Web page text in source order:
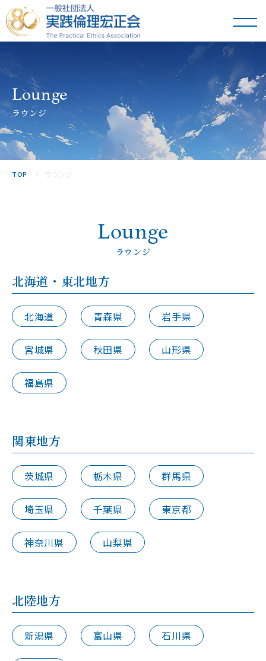
一般社団法人
実践倫理宏正会
Lounge
ラウンジ
TOP ラウンジ
Lounge
ラウンジ
北海道・東北地方
北海道 青森県 岩手県
宮城県 秋田県 山形県
福島県
関東地方
茨城県 栃木県 群馬県
埼玉県 千葉県 東京都
神奈川県 山梨県
北陸地方
新潟県 富山県 石川県